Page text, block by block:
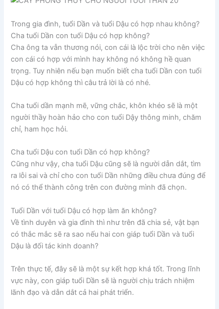
Trong gia đình, tuổi Dần và tuổi Dậu có hợp nhau không?
Cha tuổi Dần con tuổi Dậu có hợp không?
Cha ông ta vẫn thương nói, con cái là lộc trời cho nên việc
con cái có hợp với mình hay không nó không hề quan
trọng. Tuy nhiên nếu bạn muốn biết cha tuổi Dần con tuổi
Dậu có hợp không thì câu trả lời là có nhé.
Cha tuổi dần mạnh mẽ, vững chắc, khôn khéo sẽ là một
người thầy hoàn hảo cho con tuổi Dậy thông minh, chăm
chỉ, ham học hỏi.
Cha tuổi Dậu con tuổi Dần có hợp không?
Cũng như vậy, cha tuổi Dậu cũng sẽ là người dẫn dắt, tìm
ra lỗi sai và chỉ cho con tuổi Dần những điều chưa đúng để
nó có thể thành công trên con đường mình đã chọn.
Tuổi Dần với tuổi Dậu có hợp làm ăn không?
Về tình duyên và gia đình thì như trên đã chia sẻ, vật bạn
có thắc mắc sẽ ra sao nếu hai con giáp tuổi Dần và tuổi
Dậu là đối tác kinh doanh?
Trên thực tế, đây sẽ là một sự kết hợp khá tốt. Trong lĩnh
vực này, con giáp tuổi Dần sẽ là người chịu trách nhiệm
lãnh đạo và dẫn dắt cả hai phát triển.